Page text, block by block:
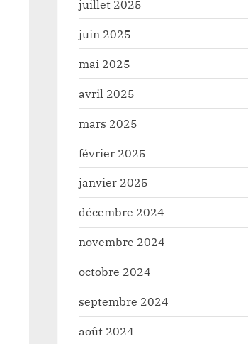
juillet 2025
juin 2025
mai 2025
avril 2025
mars 2025
février 2025
janvier 2025
décembre 2024
novembre 2024
octobre 2024
septembre 2024
août 2024